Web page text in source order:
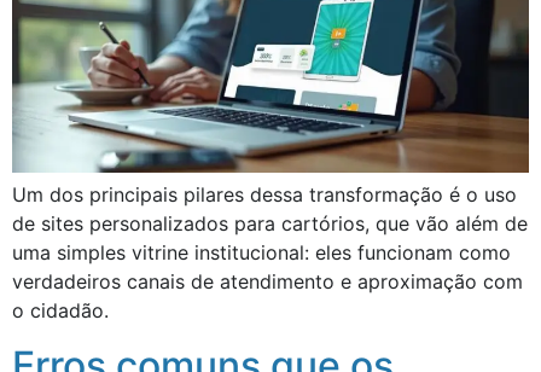
Um dos principais pilares dessa transformação é o uso
de sites personalizados para cartórios, que vão além de
uma simples vitrine institucional: eles funcionam como
verdadeiros canais de atendimento e aproximação com
o cidadão.